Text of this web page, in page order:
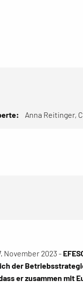
Anna Reitinger,
November 2023 -
der
er zusammen mit